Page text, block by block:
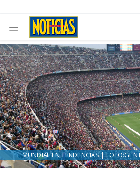
MUNDIAL EN TENDENCIAS |